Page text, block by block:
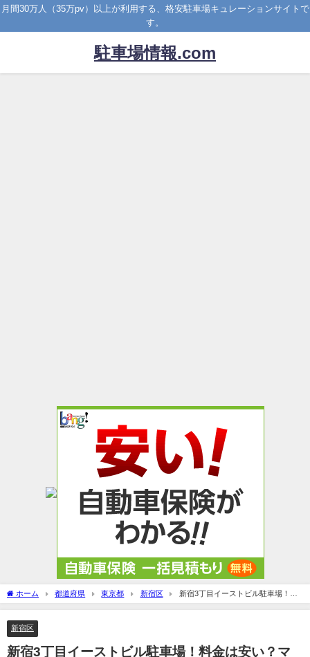
月間30万人（35万pv）以上が利用する、格安駐車場キュレーションサイトで
す。
駐車場情報.com
ホーム 都道府県 東京都 新宿区
新宿3丁目イーストビル駐車場！料
金は安い？マルイやバルト9の割引は？
新宿区
新宿3丁目イーストビル駐車場！料金は安い？マ